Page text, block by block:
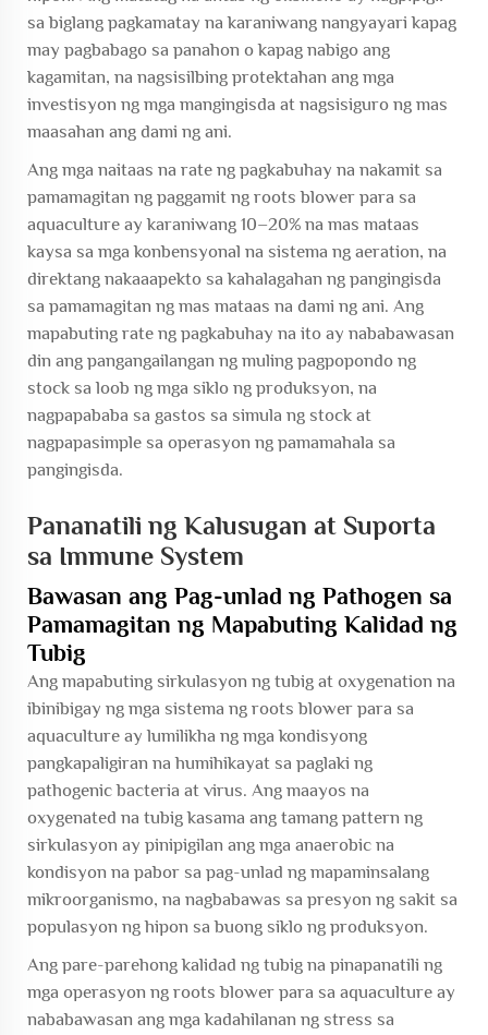
sa biglang pagkamatay na karaniwang nangyayari kapag
may pagbabago sa panahon o kapag nabigo ang
kagamitan, na nagsisilbing protektahan ang mga
investisyon ng mga mangingisda at nagsisiguro ng mas
maasahan ang dami ng ani.
Ang mga naitaas na rate ng pagkabuhay na nakamit sa
pamamagitan ng paggamit ng roots blower para sa
aquaculture ay karaniwang 10–20% na mas mataas
kaysa sa mga konbensyonal na sistema ng aeration, na
direktang nakaaapekto sa kahalagahan ng pangingisda
sa pamamagitan ng mas mataas na dami ng ani. Ang
mapabuting rate ng pagkabuhay na ito ay nababawasan
din ang pangangailangan ng muling pagpopondo ng
stock sa loob ng mga siklo ng produksyon, na
nagpapababa sa gastos sa simula ng stock at
nagpapasimple sa operasyon ng pamamahala sa
pangingisda.
Pananatili ng Kalusugan at Suporta
sa Immune System
Bawasan ang Pag-unlad ng Pathogen sa
Pamamagitan ng Mapabuting Kalidad ng
Tubig
Ang mapabuting sirkulasyon ng tubig at oxygenation na
ibinibigay ng mga sistema ng roots blower para sa
aquaculture ay lumilikha ng mga kondisyong
pangkapaligiran na humihikayat sa paglaki ng
pathogenic bacteria at virus. Ang maayos na
oxygenated na tubig kasama ang tamang pattern ng
sirkulasyon ay pinipigilan ang mga anaerobic na
kondisyon na pabor sa pag-unlad ng mapaminsalang
mikroorganismo, na nagbabawas sa presyon ng sakit sa
populasyon ng hipon sa buong siklo ng produksyon.
Ang pare-parehong kalidad ng tubig na pinapanatili ng
mga operasyon ng roots blower para sa aquaculture ay
nababawasan ang mga kadahilanan ng stress sa